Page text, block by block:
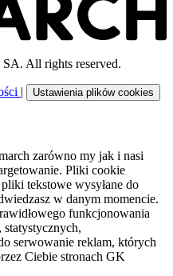
All rights reserved.
| Ustawienia plików cookies
zarówno my jak i nasi
Pliki cookie
tekstowe wysyłane do
w danym momencie.
funkcjonowania
serwowanie reklam, których
Ciebie stronach GK